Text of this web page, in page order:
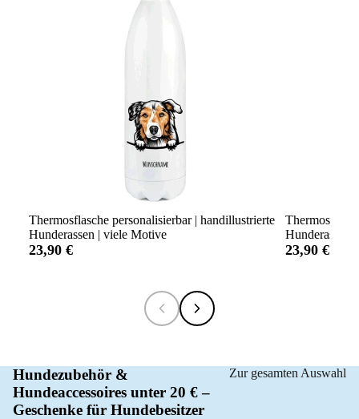
Thermosflasche personalisierbar | handillustrierte
Hunderassen | viele Motive
23,90 €
Hunderassen
23,90 €
Hundezubehör &
Hundeaccessoires unter 20 € –
Geschenke für Hundebesitzer
Zur gesamten Auswahl